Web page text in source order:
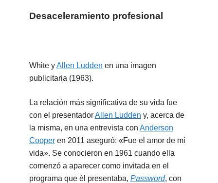
Desaceleramiento profesional
White yAllen Ludden en una imagen
publicitaria (1963).
La relación más significativa de su vida fue
con el presentadorAllen Ludden y, acerca de
la misma, en una entrevista con Anderson
Cooperen 2011 aseguró: «Fue el amor de mi
vida». Se conocieron en 1961 cuando ella
comenzó a aparecer como invitada en el
programa que él presentaba, Password, con